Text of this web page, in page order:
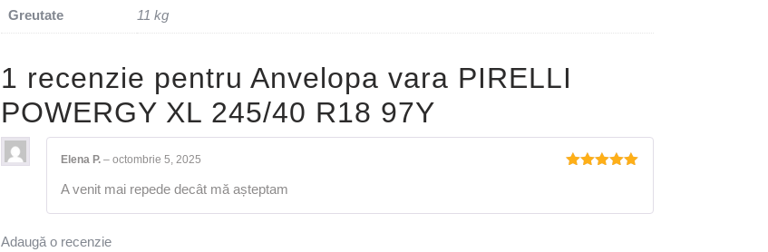
Greutate 11 kg
1 recenzie pentru Anvelopa vara PIRELLI
POWERGY XL 245/40 R18 97Y
Elena P. – octombrie 5, 2025
A venit mai repede decât mă așteptam
Adaugă o recenzie